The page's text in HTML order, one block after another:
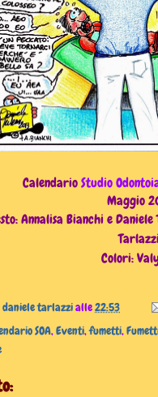
CalendarioStudio
Maggio
Annalisa Bianchi e
Colori:
daniele tarlazzialle22:53
SOA,Eventi,fumetti,